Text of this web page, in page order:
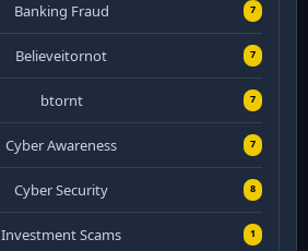
Banking Fraud 7
Believeitornot 7
btornt 7
Cyber Awareness 7
Cyber Security 8
Investment Scams 1